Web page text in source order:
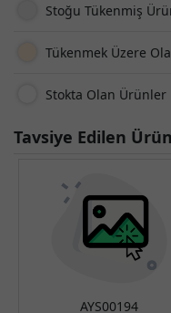
Stoğu Tükenmiş
Tükenmek Üzere
Stokta Olan Ürünler
Tavsiye Edilen
AYS00194